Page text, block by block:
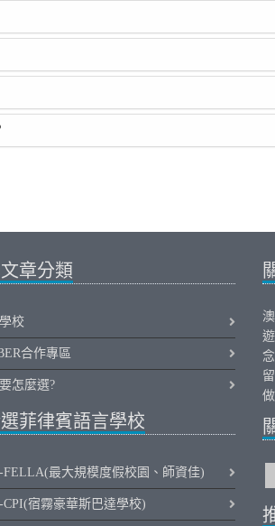
章分類
校
合作專區
怎麼選?
菲律賓語言學校
FELLA(最大規模度假校園、師資佳)
宿霧豪華斯巴達學校)